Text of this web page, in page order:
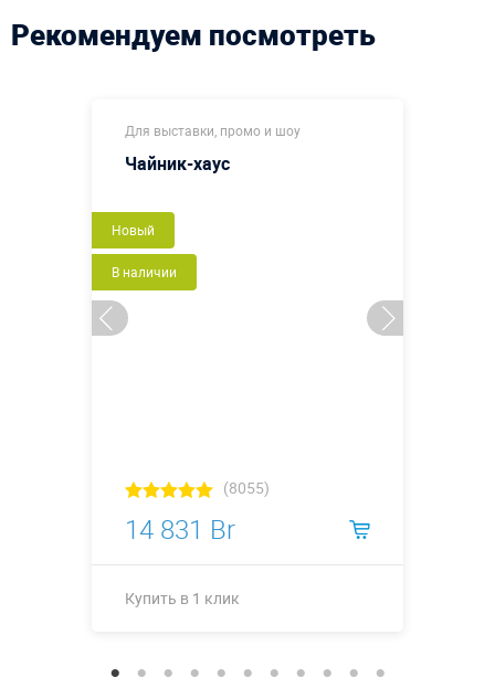
Рекомендуем посмотреть
Для выставки, промо и шоу
Чайник-хаус
Новый
В наличии
(8055)
14 831 Br
Купить в 1 клик